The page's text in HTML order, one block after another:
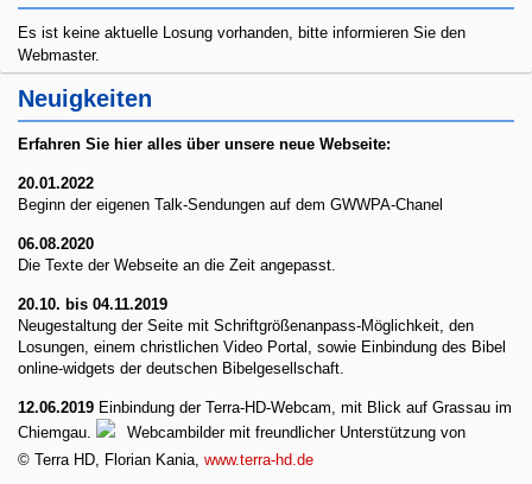
Es ist keine aktuelle Losung vorhanden, bitte informieren Sie den
Webmaster.
Neuigkeiten
Erfahren Sie hier alles über unsere neue Webseite:
20.01.2022
Beginn der eigenen Talk-Sendungen auf dem GWWPA-Chanel
06.08.2020
Die Texte der Webseite an die Zeit angepasst.
20.10. bis 04.11.2019
Neugestaltung der Seite mit Schriftgrößenanpass-Möglichkeit, den
Losungen, einem christlichen Video Portal, sowie Einbindung des Bibel
online-widgets der deutschen Bibelgesellschaft.
12.06.2019 Einbindung der Terra-HD-Webcam, mit Blick auf Grassau im
Chiemgau.
Webcambilder mit freundlicher Unterstützung von
© Terra HD, Florian Kania, www.terra-hd.de